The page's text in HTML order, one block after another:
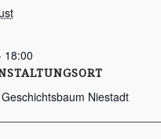
18:00
Niestadt